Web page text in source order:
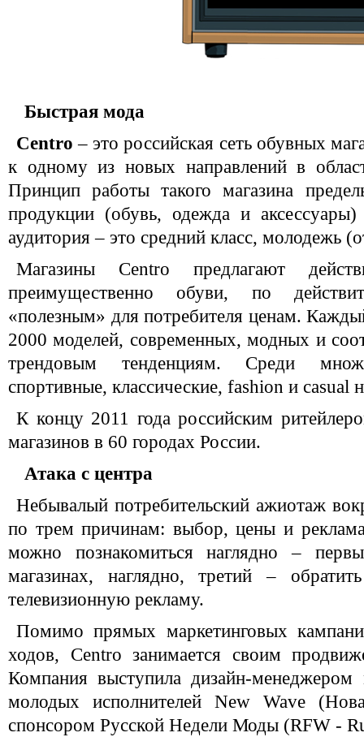
Быстрая мода
Centro – это российская сеть обувных
к одному из новых направлений в
Принцип работы такого магазина
продукции (обувь, одежда и
аудитория – это средний класс, молодежь
Магазины Centro предлагают
преимущественно обуви, по
«полезным» для потребителя ценам.
2000 моделей, современных, модных и
трендовым тенденциям. Среди
спортивные, классические, fashion и casual
К концу 2011 года российским
магазинов в 60 городах России.
Атака с центра
Небывалый потребительский ажиотаж
по трем причинам: выбор, цены и
можно познакомиться наглядно –
магазинах, наглядно, третий –
телевизионную рекламу.
Помимо прямых маркетинговых
ходов, Centro занимается своим
Компания выступила дизайн-менеджером
молодых исполнителей New Wave
спонсором Русской Недели Моды (RFW -